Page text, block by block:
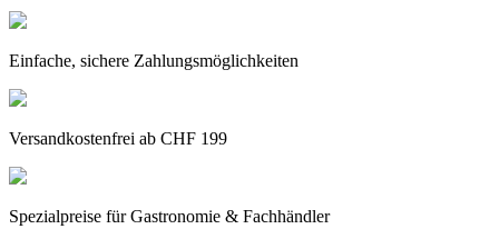
Einfache, sichere Zahlungsmöglichkeiten
Versandkostenfrei ab CHF 199
Spezialpreise für Gastronomie & Fachhändler